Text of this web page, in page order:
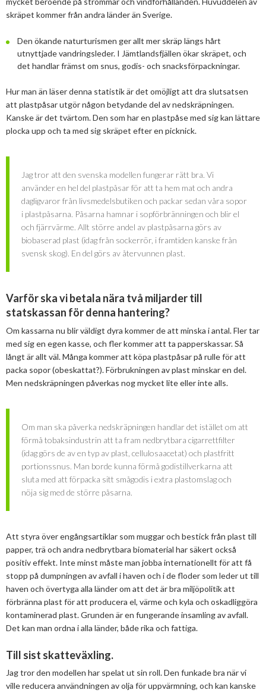
skräpet kommer från andra länder än Sverige.
Den ökande naturturismen ger allt mer skräp längs hårt
utnyttjade vandringsleder. I Jämtlandsfjällen ökar skräpet, och
det handlar främst om snus, godis- och snacksförpackningar.
Hur man än läser denna statistik är det omöjligt att dra slutsatsen
att plastpåsar utgör någon betydande del av nedskräpningen.
Kanske är det tvärtom. Den som har en plastpåse med sig kan lättare
plocka upp och ta med sig skräpet efter en picknick.
Jag tror att den svenska modellen fungerar rätt bra. Vi
använder en hel del plastpåsar för att ta hem mat och andra
dagligvaror från livsmedelsbutiken och packar sedan våra sopor
i plastpåsarna. Påsarna hamnar i sopförbränningen och blir el
och fjärrvärme. Allt större andel av plastpåsarna görs av
biobaserad plast (idag från sockerrör, i framtiden kanske från
svensk skog). En del görs av återvunnen plast.
Varför ska vi betala nära två miljarder till
statskassan för denna hantering?
Om kassarna nu blir väldigt dyra kommer de att minska i antal. Fler tar
med sig en egen kasse, och fler kommer att ta papperskassar. Så
långt är allt väl. Många kommer att köpa plastpåsar på rulle för att
packa sopor (obeskattat?). Förbrukningen av plast minskar en del.
Men nedskräpningen påverkas nog mycket lite eller inte alls.
Om man ska påverka nedskräpningen handlar det istället om att
förmå tobaksindustrin att ta fram nedbrytbara cigarrettfilter
(idag görs de av en typ av plast, cellulosaacetat) och plastfritt
portionssnus. Man borde kunna förmå godistillverkarna att
sluta med att förpacka sitt smågodis i extra plastomslag och
nöja sig med de större påsarna.
Att styra över engångsartiklar som muggar och bestick från plast till
papper, trä och andra nedbrytbara biomaterial har säkert också
positiv effekt. Inte minst måste man jobba internationellt för att få
stopp på dumpningen av avfall i haven och i de floder som leder ut till
haven och övertyga alla länder om att det är bra miljöpolitik att
förbränna plast för att producera el, värme och kyla och oskadliggöra
kontaminerad plast. Grunden är en fungerande insamling av avfall.
Det kan man ordna i alla länder, både rika och fattiga.
Till sist skatteväxling.
Jag tror den modellen har spelat ut sin roll. Den funkade bra när vi
ville reducera användningen av olja för uppvärmning, och kan kanske